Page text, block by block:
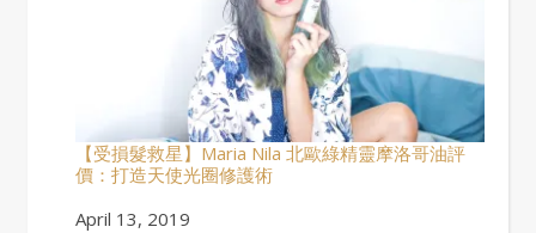
【受損髮救星】Maria Nila 北歐綠精靈摩洛哥油評
價：打造天使光圈修護術
Date
April 13, 2019